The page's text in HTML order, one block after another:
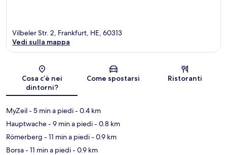
Mappa
Vilbeler Str. 2, Frankfurt, HE, 60313
Vedi sulla mappa
Cosa c’è nei
dintorni?
Come spostarsi Ristoranti
MyZeil- 5 min a piedi- 0.4 km
Hauptwache- 9 min a piedi- 0.8 km
Römerberg - 11 min a piedi- 0.9 km
Borsa- 11 min a piedi- 0.9 km